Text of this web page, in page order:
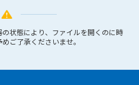
状態により、ファイルを開くのに時
ご了承くださいませ。
た場合
断した場合
サービス内容の変更(新規追加、